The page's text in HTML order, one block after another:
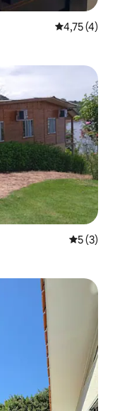
4,75 (4)
5 (3)